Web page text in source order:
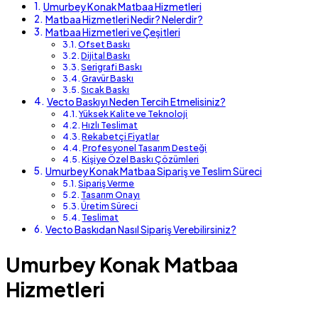
Umurbey Konak Matbaa Hizmetleri
Matbaa Hizmetleri Nedir? Nelerdir?
Matbaa Hizmetleri ve Çeşitleri
Ofset Baskı
Dijital Baskı
Serigrafi Baskı
Gravür Baskı
Sıcak Baskı
Vecto Baskıyı Neden Tercih Etmelisiniz?
Yüksek Kalite ve Teknoloji
Hızlı Teslimat
Rekabetçi Fiyatlar
Profesyonel Tasarım Desteği
Kişiye Özel Baskı Çözümleri
Umurbey Konak Matbaa Sipariş ve Teslim Süreci
Sipariş Verme
Tasarım Onayı
Üretim Süreci
Teslimat
Vecto Baskıdan Nasıl Sipariş Verebilirsiniz?
Umurbey Konak Matbaa
Hizmetleri